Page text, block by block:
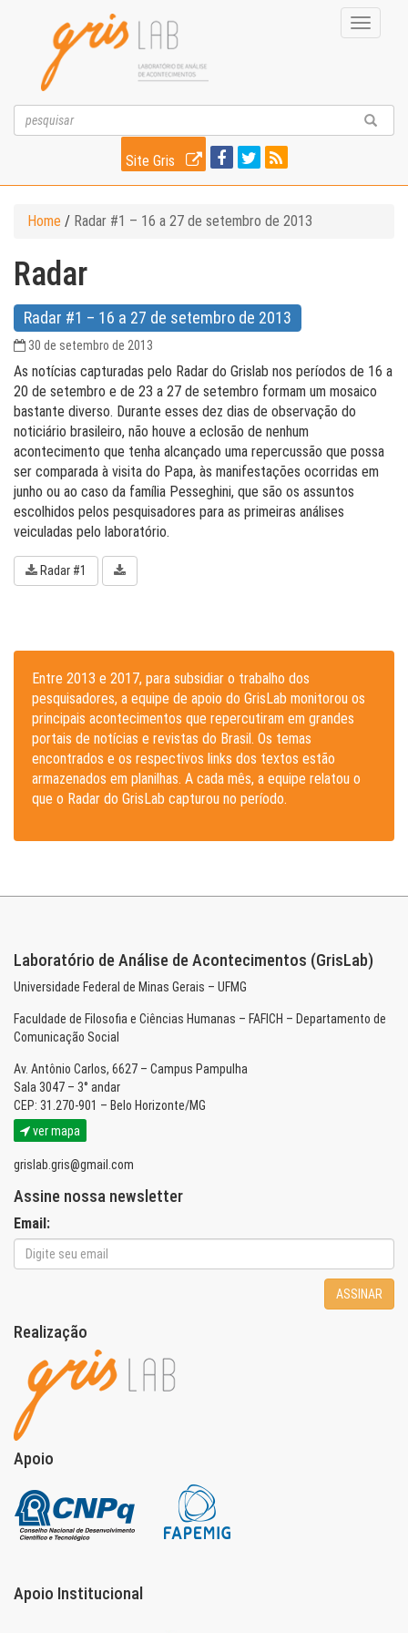
Toggle
Site Gris
Home / Radar #1 – 16 a 27 de setembro de 2013
Radar
Radar #1 – 16 a 27 de setembro de 2013
30 de setembro de 2013
As notícias capturadas pelo Radar do Grislab nos períodos de 16 a
20 de setembro e de 23 a 27 de setembro formam um mosaico
bastante diverso. Durante esses dez dias de observação do
noticiário brasileiro, não houve a eclosão de nenhum
acontecimento que tenha alcançado uma repercussão que possa
ser comparada à visita do Papa, às manifestações ocorridas em
junho ou ao caso da família Pesseghini, que são os assuntos
escolhidos pelos pesquisadores para as primeiras análises
veiculadas pelo laboratório.
Radar #1
Entre 2013 e 2017, para subsidiar o trabalho dos
pesquisadores, a equipe de apoio do GrisLab monitorou os
principais acontecimentos que repercutiram em grandes
portais de notícias e revistas do Brasil. Os temas
encontrados e os respectivos links dos textos estão
armazenados em planilhas. A cada mês, a equipe relatou o
que o Radar do GrisLab capturou no período.
Laboratório de Análise de Acontecimentos (GrisLab)
Universidade Federal de Minas Gerais – UFMG
Faculdade de Filosofia e Ciências Humanas – FAFICH – Departamento de
Comunicação Social
Av. Antônio Carlos, 6627 – Campus Pampulha
Sala 3047 – 3° andar
CEP: 31.270-901 – Belo Horizonte/MG
ver mapa
grislab.gris@gmail.com
Assine nossa newsletter
Email:
ASSINAR
Realização
Apoio
Apoio Institucional